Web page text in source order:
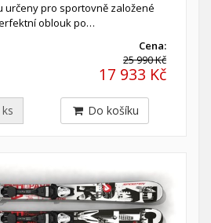
určeny pro sportovně založené
oblouk po…
Cena:
25 990 Kč
17 933 Kč
ks Do košíku